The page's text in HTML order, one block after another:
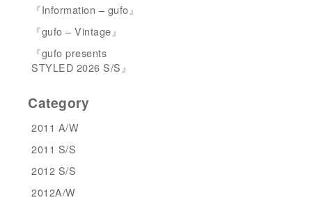
『Information – gufo』
『gufo – Vintage』
『gufo presents
STYLED 2026 S/S』
Category
2011 A/W
2011 S/S
2012 S/S
2012A/W